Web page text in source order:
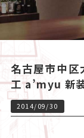
名古屋市中区
工 a’myu 新
2014/09/30